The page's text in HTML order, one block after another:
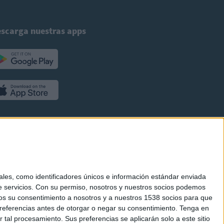
como identificadores únicos e información estándar enviada
servicios. Con su permiso, nosotros y nuestros socios podemos
su consentimiento a nosotros y a nuestros 1538 socios para que
antes de otorgar o negar su consentimiento. Tenga en
procesamiento. Sus preferencias se aplicarán solo a este sitio
nuestras apps